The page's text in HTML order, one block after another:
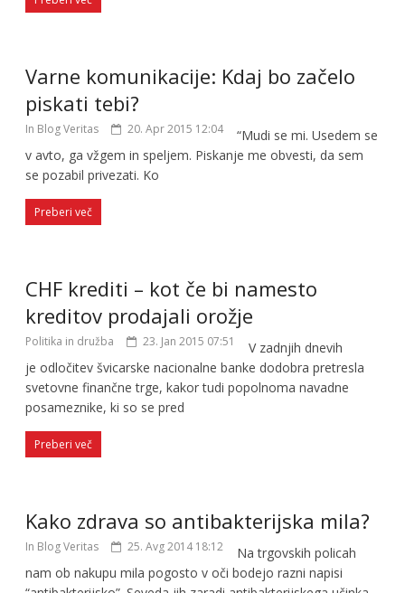
Varne komunikacije: Kdaj bo začelo
piskati tebi?
In Blog Veritas 20. Apr 2015 12:04
“Mudi se mi. Usedem se
v avto, ga vžgem in speljem. Piskanje me obvesti, da sem
se pozabil privezati. Ko
Preberi več
CHF krediti – kot če bi namesto
kreditov prodajali orožje
Politika in družba 23. Jan 2015 07:51
V zadnjih dnevih
je odločitev švicarske nacionalne banke dodobra pretresla
svetovne finančne trge, kakor tudi popolnoma navadne
posameznike, ki so se pred
Preberi več
Kako zdrava so antibakterijska mila?
In Blog Veritas 25. Avg 2014 18:12
Na trgovskih policah
nam ob nakupu mila pogosto v oči bodejo razni napisi